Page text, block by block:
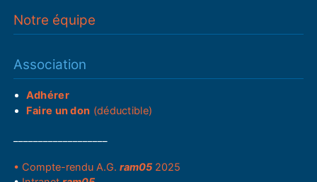
Notre équipe
Association
Adhérer
Faire un don (déductible)
• Compte-rendu A.G.ram05 2025